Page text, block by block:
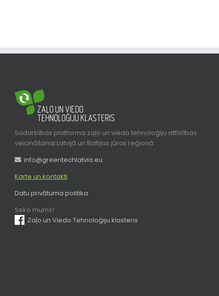
Sadarbības platforma zaļo un viedo tehnoloģiju attīstības
veicināšanai Latvijā un Baltijas jūras reģionā.
info@greentechlatvia.eu
Karte un kontakti
Datu privātuma politika
Seko mums!
Zaļo un Viedo Tehnoloģiju klasteris